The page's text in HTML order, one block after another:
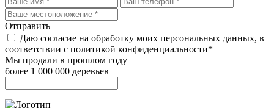
Отправить
Даю согласие на обработку моих персональных данных, в
соответствии с политикой конфиденциальности*
Мы продали в прошлом году
более 1 000 000 деревьев